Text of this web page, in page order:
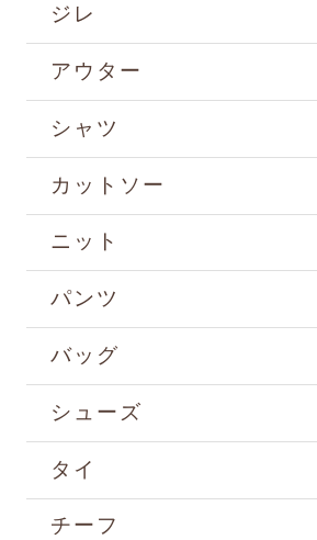
ジレ
アウター
シャツ
カットソー
ニット
パンツ
バッグ
シューズ
タイ
チーフ